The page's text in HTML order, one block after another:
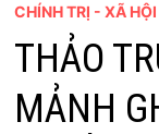
CHÍNH TRỊ - XÃ HỘI
THẢO
MẢNH